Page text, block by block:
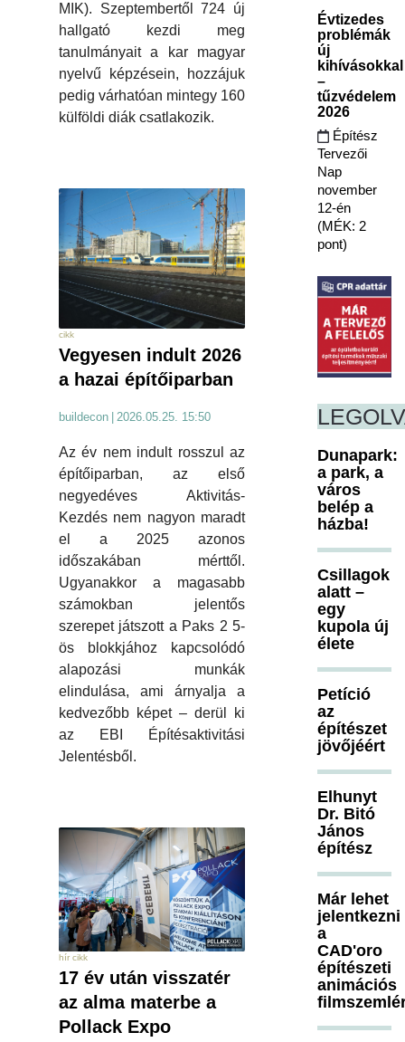
MIK). Szeptembertől 724 új
hallgató kezdi meg
tanulmányait a kar magyar
nyelvű képzésein, hozzájuk
pedig várhatóan mintegy 160
külföldi diák csatlakozik.
cikk
Vegyesen indult 2026
a hazai építőiparban
buildecon | 2026.05.25. 15:50
Az év nem indult rosszul az
építőiparban, az első
negyedéves Aktivitás-
Kezdés nem nagyon maradt
el a 2025 azonos
időszakában mérttől.
Ugyanakkor a magasabb
számokban jelentős
szerepet játszott a Paks 2 5-
ös blokkjához kapcsolódó
alapozási munkák
elindulása, ami árnyalja a
kedvezőbb képet – derül ki
az EBI Építésaktivitási
Jelentésből.
hír cikk
17 év után visszatér
az alma materbe a
Pollack Expo
Évtizedes
problémák
új
kihívásokkal
–
tűzvédelem
2026
Építész
Tervezői
Nap
november
12-én
(MÉK: 2
pont)
Dunapark:
a park, a
város
belép a
házba!
Csillagok
alatt –
egy
kupola új
élete
Petíció
az
építészet
jövőjéért
Elhunyt
Dr. Bitó
János
építész
Már lehet
jelentkezni
a
CAD'oro
építészeti
animációs